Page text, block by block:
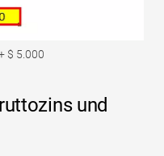
$ 5.000
und